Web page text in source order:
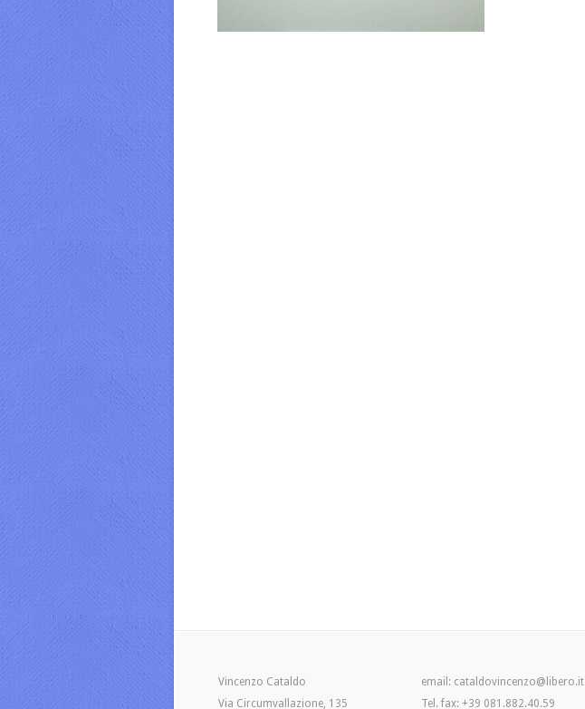
Vincenzo Cataldo
Via Circumvallazione, 135
email: cataldovincenzo@libero.it
Tel. fax: +39 081.882.40.59